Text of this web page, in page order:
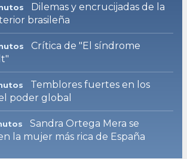
Dilemas y encrucijadas de la
brasileña
Crítica de "El síndrome
Temblores fuertes en los
poder global
Sandra Ortega Mera se
la mujer más rica de España